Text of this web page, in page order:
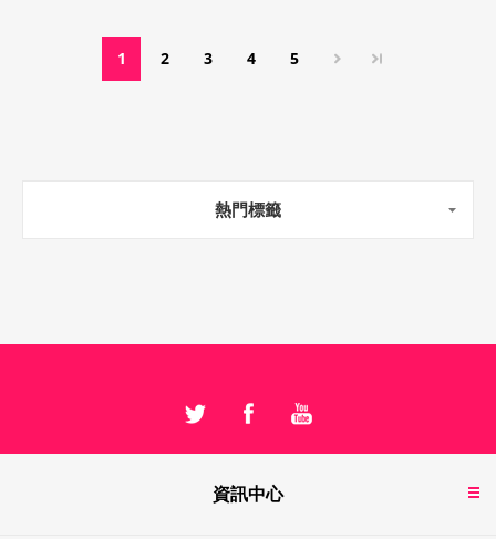
1 2 3 4 5
熱門標籤
資訊中心